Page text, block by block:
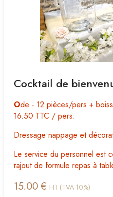
Cocktail de
Ode - 12 pièces/pers +
16.50 TTC / pers.
Dressage nappage et
Le service du personnel est
rajout de formule repas à
15.00 € HT (TVA 10%)